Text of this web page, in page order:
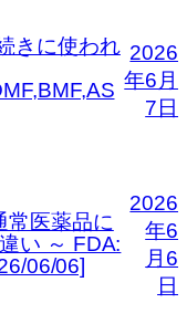
きに使われ 2026
年6月
7日
常医薬品に
い ～ FDA:
06/06]
2026
年6
月6
日